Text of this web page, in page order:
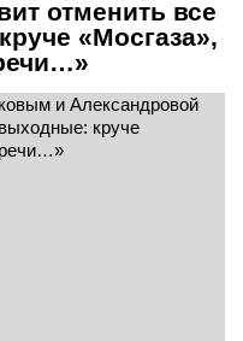
отменить все
«Мосгаза»,